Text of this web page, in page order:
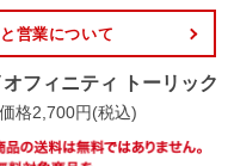
営業について
フィニティ トーリック
格2,700円(税込)